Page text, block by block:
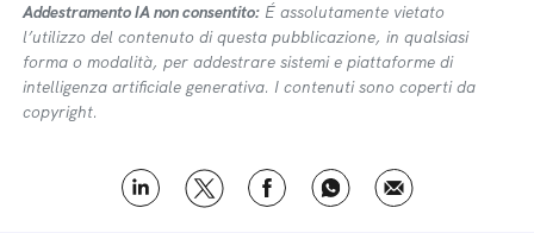
Addestramento IA non consentito: É assolutamente vietato
l’utilizzo del contenuto di questa pubblicazione, in qualsiasi
forma o modalità, per addestrare sistemi e piattaforme di
intelligenza artificiale generativa. I contenuti sono coperti da
copyright.